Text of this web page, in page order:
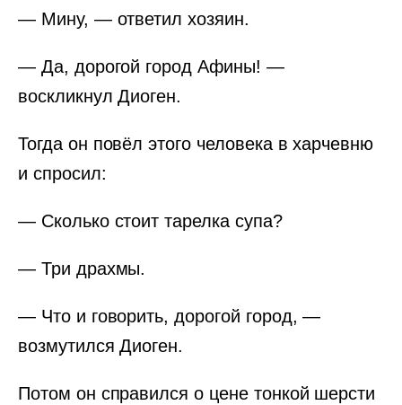
— Мину, — ответил хозяин.
— Да, дорогой город Афины! —
воскликнул Диоген.
Тогда он повёл этого человека в харчевню
и спросил:
— Сколько стоит тарелка супа?
— Три драхмы.
— Что и говорить, дорогой город, —
возмутился Диоген.
Потом он справился о цене тонкой шерсти